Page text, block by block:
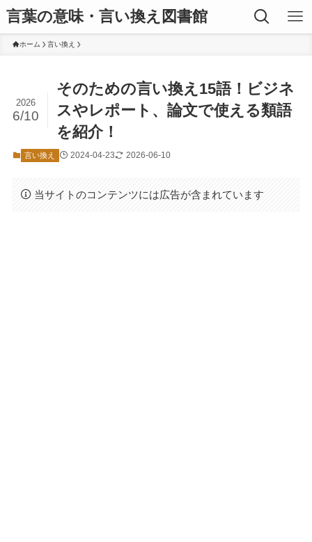
言葉の意味・言い換え図書館
ホーム 言い換え
そのための言い換え15語！ビジネ
スやレポート、論文で使える類語
を紹介！
2026
6/10
言い換え 2024-04-23 2026-06-10
当サイトのコンテンツには広告が含まれています